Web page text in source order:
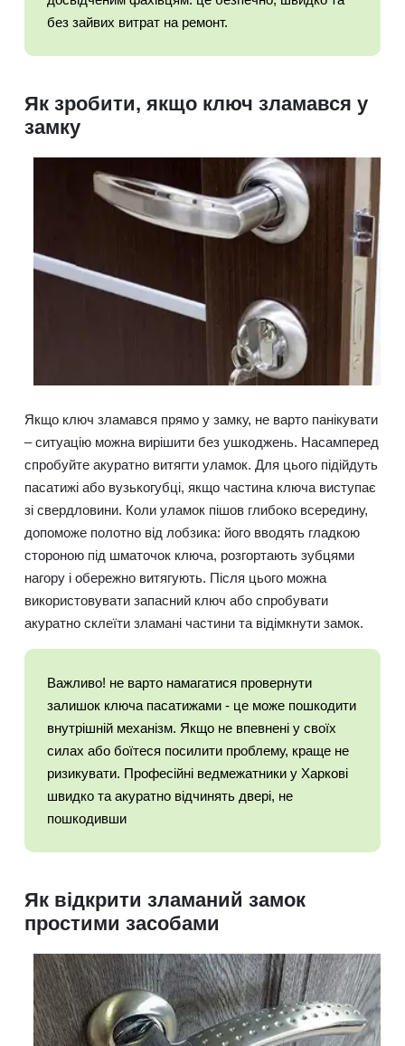
без зайвих витрат на ремонт.
Як зробити, якщо ключ зламався у
замку
Якщо ключ зламався прямо у замку, не варто панікувати
– ситуацію можна вирішити без ушкоджень. Насамперед
спробуйте акуратно витягти уламок. Для цього підійдуть
пасатижі або вузькогубці, якщо частина ключа виступає
зі свердловини. Коли уламок пішов глибоко всередину,
допоможе полотно від лобзика: його вводять гладкою
стороною під шматочок ключа, розгортають зубцями
нагору і обережно витягують. Після цього можна
використовувати запасний ключ або спробувати
акуратно склеїти зламані частини та відімкнути замок.
Важливо! не варто намагатися провернути
залишок ключа пасатижами - це може пошкодити
внутрішній механізм. Якщо не впевнені у своїх
силах або боїтеся посилити проблему, краще не
ризикувати. Професійні ведмежатники у Харкові
швидко та акуратно відчинять двері, не
пошкодивши
Як відкрити зламаний замок
простими засобами